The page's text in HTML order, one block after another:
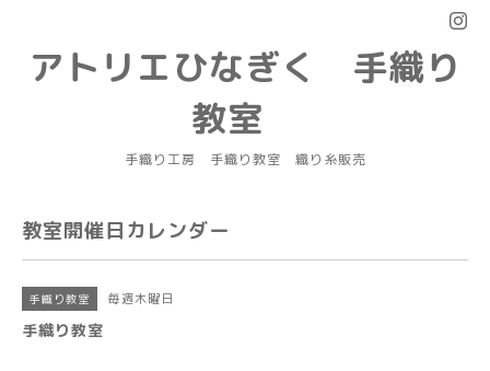
アトリエひなぎく 手織り
教室
手織り工房 手織り教室 織り糸販売
教室開催日カレンダー
手織り教室 毎週木曜日
手織り教室